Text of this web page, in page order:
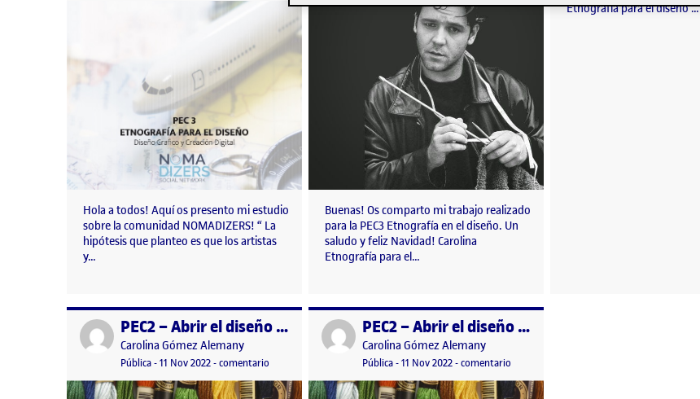
Hola a todos! Aquí os presento mi estudio
sobre la comunidad NOMADIZERS! “ La
hipótesis que planteo es que los artistas
y…
Buenas! Os comparto mi trabajo realizado
para la PEC3 Etnografía en el diseño. Un
saludo y feliz Navidad! Carolina
Etnografía para el…
Etnografía para el diseño …
Publicado por PEC2 – Abrir el diseño a la comunidad – Parte 2
Publicado por
Carolina Gómez Alemany
Visibilidad:
Pública-Fecha de publicación
11 Nov 202211 noviembre, 2022 10:31 pm
-comentario en PEC2 – Abrir el diseño a la comunidad – Parte 2
Publicado por PEC2 – Abrir el diseño a la comunidad – Parte 1
Publicado por
Carolina Gómez Alemany
Visibilidad:
Pública-Fecha de publicación
11 Nov 202211 noviembre, 2022 10:32 pm
-comentario